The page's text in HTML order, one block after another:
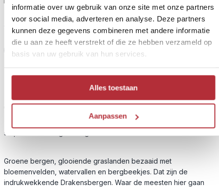
informatie over uw gebruik van onze site met onze partners
voor social media, adverteren en analyse. Deze partners
kunnen deze gegevens combineren met andere informatie
die u aan ze heeft verstrekt of die ze hebben verzameld op
basis van uw gebruik van hun services.
Alles toestaan
Aanpassen
2 Extra activiteit
€ 37,- p.p. bij 2 personen
steptocht met begeleiding
Groene bergen, glooiende graslanden bezaaid met
bloemenvelden, watervallen en bergbeekjes. Dat zijn de
indrukwekkende Drakensbergen. Waar de meesten hier gaan